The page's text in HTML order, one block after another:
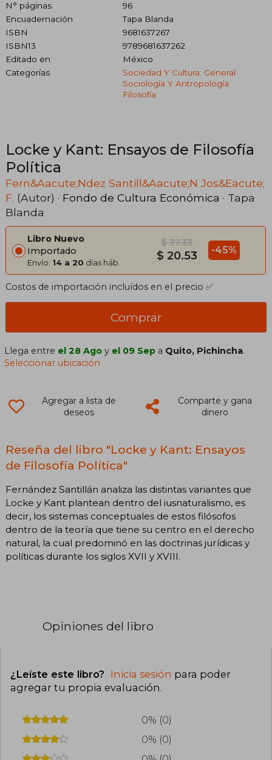
N° páginas
96
Encuadernación
Tapa Blanda
ISBN
9681637267
ISBN13
9789681637262
Editado en
México
Categorías
Sociedad Y Cultura: General
Sociología Y Antropología
Filosofía
Locke y Kant: Ensayos de Filosofía
Política
Fern&Aacute;Ndez Santill&Aacute;N Jos&Eacute;
F. (Autor) · Fondo de Cultura Económica · Tapa
Blanda
Libro Nuevo
Importado
Envío: 14 a 20 días háb.
$ 37.33
$ 20.53 -45%
Costos de importación incluídos en el precio ✅
Comprar
Llega entre el 28 Ago y el 09 Sep a Quito, Pichincha.
Seleccionar ubicación
Agregar a lista de
deseos
Comparte y gana
dinero
Reseña del libro "Locke y Kant: Ensayos
de Filosofía Política"
Fernández Santillán analiza las distintas variantes que
Locke y Kant plantean dentro del iusnaturalismo, es
decir, los sistemas conceptuales de estos filósofos
dentro de la teoría que tiene su centro en el derecho
natural, la cual predominó en las doctrinas jurídicas y
políticas durante los siglos XVII y XVIII.
Opiniones del libro
¿Leíste este libro? Inicia sesión para poder
agregar tu propia evaluación.
0% (0)
0% (0)